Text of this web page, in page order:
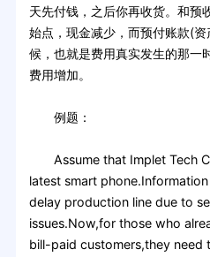
天先付钱，之后你再收货。和预
始点，现金减少，而预付账款(
候，也就是费用真实发生的那一
费用增加。
例题：
Assume that Implet Tech
latest smart
delay production line due to
issues.Now,for those who
bill-paid customers,they need